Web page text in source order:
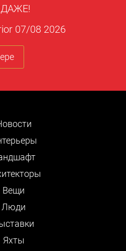
07/08 2026
Вещи
Люди
Яхты